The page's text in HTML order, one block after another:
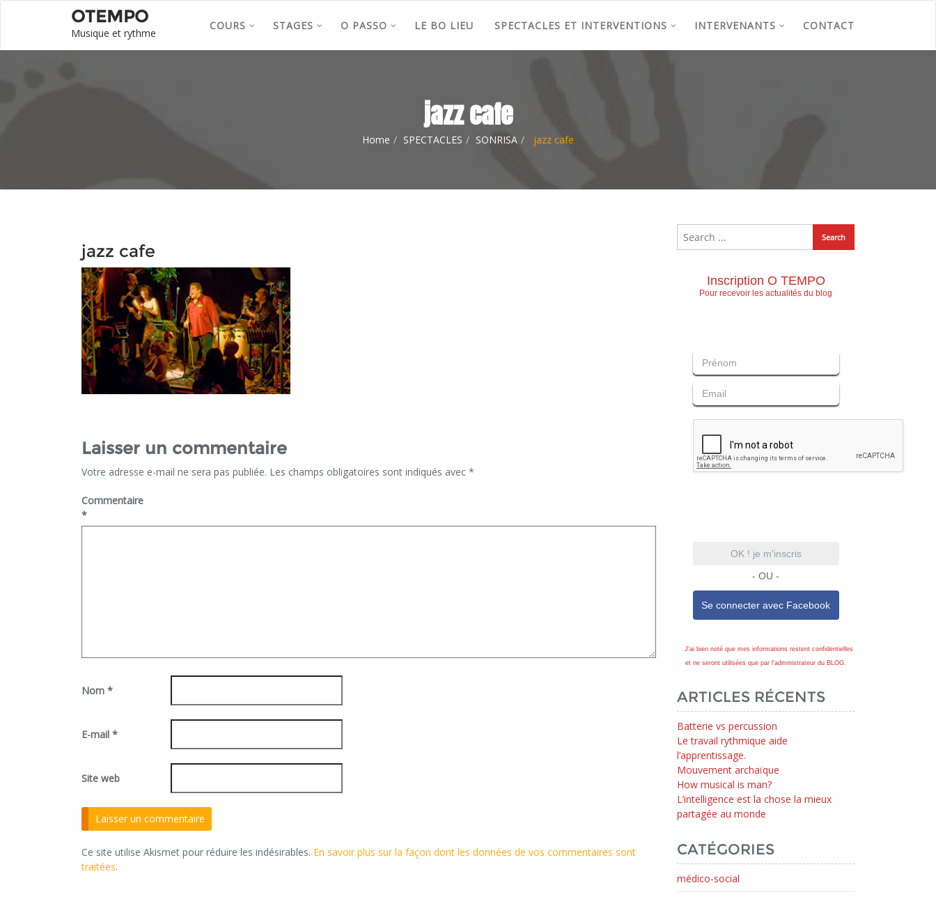
OTEMPO
Musique et rythme
COURS STAGES O PASSO LE BO LIEU SPECTACLES ET INTERVENTIONS INTERVENANTS CONTACT
jazz cafe
Home SPECTACLES SONRISA jazz cafe
jazz cafe
Laisser un commentaire
Votre adresse e-mail ne sera pas publiée. Les champs obligatoires sont indiqués avec *
Commentaire
*
Nom *
E-mail *
Site web
Ce site utilise Akismet pour réduire les indésirables. En savoir plus sur la façon dont les données de vos commentaires sont
traitées.
Inscription O TEMPO
Pour recevoir les actualités du blog
OK ! je m'inscris
- OU -
Se connecter avec Facebook
J'ai bien noté que mes informations restent confidentielles
et ne seront utilisées que par l'administrateur du BLOG.
ARTICLES RÉCENTS
Batterie vs percussion
Le travail rythmique aide
l’apprentissage.
Mouvement archaïque
How musical is man?
L’intelligence est la chose la mieux
partagée au monde
CATÉGORIES
médico-social